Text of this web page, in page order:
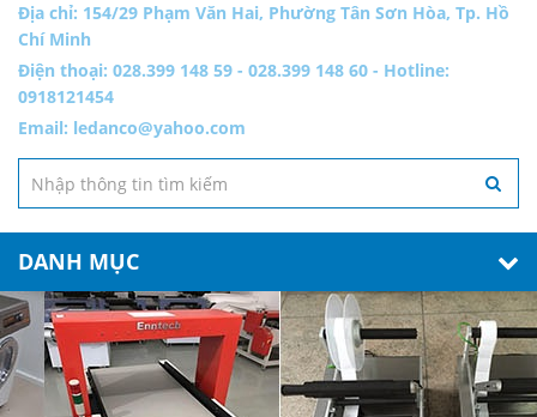
Địa chỉ: 154/29 Phạm Văn Hai, Phường Tân Sơn Hòa, Tp. Hồ
Chí Minh
Điện thoại: 028.399 148 59 - 028.399 148 60 - Hotline:
0918121454
Email: ledanco@yahoo.com
DANH MỤC